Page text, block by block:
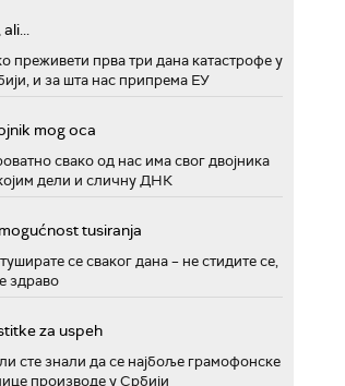
ali...
преживети прва три дана катастрофе у
и за шта нас припрема ЕУ
mog oca
свако од нас има свог двојника
дели и сличну ДНК
tusiranja
се сваког дана – не стидите се,
здраво
za uspeh
сте знали да се најбоље грамофонске
производе у Србији